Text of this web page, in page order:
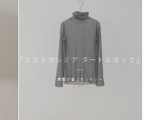
「ミストカシミア タートルネック」
素肌が喜ぶカットソー